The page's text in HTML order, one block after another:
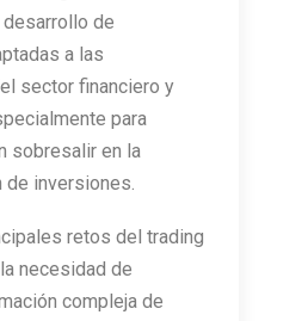
de
a las
sector financiero y
para
sobresalir en la
de inversiones.
retos del trading
necesidad de
compleja de